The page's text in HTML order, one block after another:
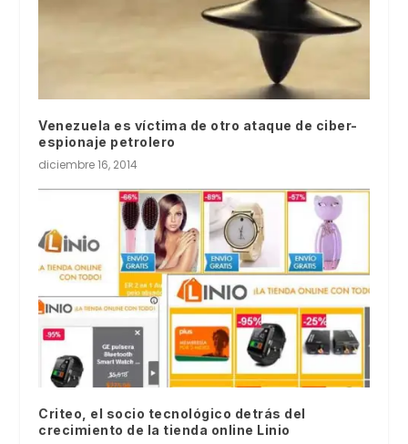
Venezuela es víctima de otro ataque de ciber-
espionaje petrolero
diciembre 16, 2014
Criteo, el socio tecnológico detrás del
crecimiento de la tienda online Linio